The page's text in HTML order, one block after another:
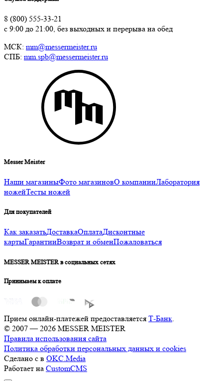
8 (800) 555-33-21
с 9:00 до 21:00, без выходных и перерыва на обед
МСК: mm@messermeister.ru
СПБ: mm.spb@messermeister.ru
Messer Meister
Наши магазиныФото магазиновО компанииЛаборатория
ножейТесты ножей
Для покупателей
Как заказатьДоставкаОплатаДисконтные
картыГарантииВозврат и обменПожаловаться
MESSER MEISTER в социальных сетях
Принимаем к оплате
Прием онлайн-платежей предоставляется Т-Банк.
© 2007 — 2026 MESSER MEISTER
Правила использования сайта
Политика обработки персональных данных и cookies
Сделано с в OKC.Media
Работает на CustomCMS